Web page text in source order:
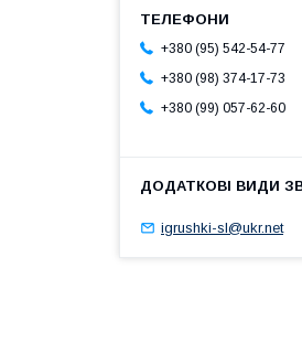
+380 (95) 542-54-77
+380 (98) 374-17-73
+380 (99) 057-62-60
igrushki-sl@ukr.net